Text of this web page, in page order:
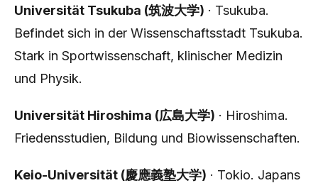
Universität Tsukuba (筑波大学) · Tsukuba.
Befindet sich in der Wissenschaftsstadt Tsukuba.
Stark in Sportwissenschaft, klinischer Medizin
und Physik.
Universität Hiroshima (広島大学) · Hiroshima.
Friedensstudien, Bildung und Biowissenschaften.
Keio-Universität (慶應義塾大学) · Tokio. Japans